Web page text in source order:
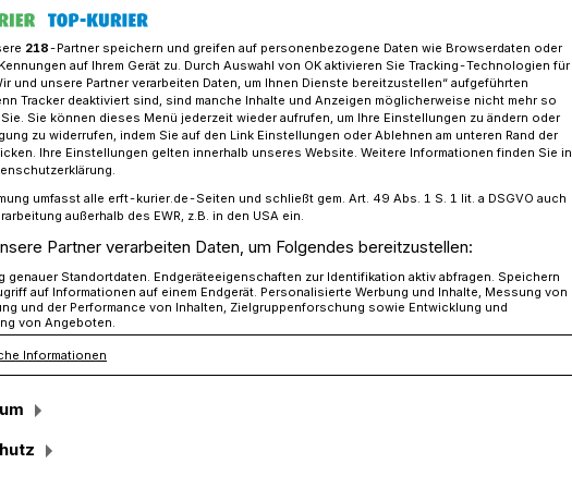
Sternsinger aus St. Peter bringen auf Wunsch den Segen
der Aktion
die
St. Peter
den Segen
Einsatz für benachteiligte Kinder in aller
Mittelpunkt der 64. Aktion
218-Partner speichern und greifen auf personenbezogene Daten wie Browserdaten oder
auf Ihrem Gerät zu. Durch Auswahl von OK aktivieren Sie Tracking-Technologien für
und unsere Partner verarbeiten Daten, um Ihnen Dienste bereitzustellen“ aufgeführten
Tracker deaktiviert sind, sind manche Inhalte und Anzeigen möglicherweise nicht mehr so
Sie können dieses Menü jederzeit wieder aufrufen, um Ihre Einstellungen zu ändern oder
zu widerrufen, indem Sie auf den Link Einstellungen oder Ablehnen am unteren Rand der
Ihre Einstellungen gelten innerhalb unseres Website. Weitere Informationen finden Sie in
umfasst alle erft-kurier.de-Seiten und schließt gem. Art. 49 Abs. 1 S. 1 lit. a DSGVO auch
außerhalb des EWR, z.B. in den USA ein.
Partner verarbeiten Daten, um Folgendes bereitzustellen:
genauer Standortdaten. Endgeräteeigenschaften zur Identifikation aktiv abfragen. Speichern
auf Informationen auf einem Endgerät. Personalisierte Werbung und Inhalte, Messung von
und der Performance von Inhalten, Zielgruppenforschung sowie Entwicklung und
von Angeboten.
Informationen